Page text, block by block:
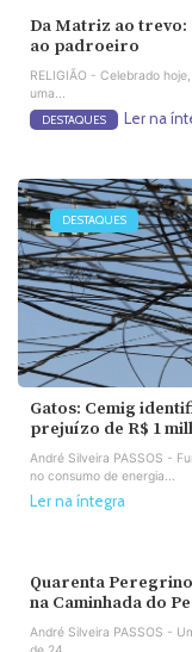
Da Matriz ao trevo:
ao padroeiro
RELIGIÃO - Celebrado
uma...
DESTAQUES Ler na
DESTAQUES
Gatos: Cemig
prejuízo de R$ 1
André Silveira PASSOS -
no consumo de energia...
Ler na íntegra
Quarenta
na Caminhada do
André Silveira PASSOS -